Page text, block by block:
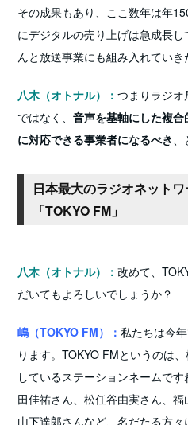
その成果もあり、ここ数年は年
にデジタルの売り上げは急成長
んと放送事業にも組み入れていき
八木（オトナル）：つまりラジ
ではなく、音声を基軸にした複
に対応できる事業者になるべき、
日本最大のラジオネット
「TOKYO FM」
八木（オトナル）：改めて、
だいてもよろしいでしょうか？
嶋（TOKYO FM）：私たちは今
ります。TOKYO FMというのは
しているステーションネームで
田佳祐さん、松任谷由実さん、福
山下達郎さんなど、名だたる方々